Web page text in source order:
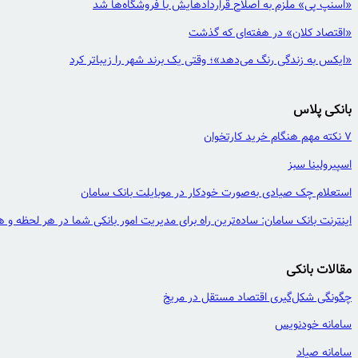
«اسنپ پی» ملزم به اصلاح قراردادهایش با فروشگاه‌ها شد
«اقتصاد کلان» در هفته‌ای که گذشت
«ایکس به زندگی رنگ می‌دهد»؛ وقتی یک برند شهر را زیباتر کرد
بانکی پلاس
7 نکته مهم هنگام خرید کارتخوان
اسپیرولینا سبز
استعلام چک صیادی به‌صورت خودکار در موبایلت بانک سامان
اینترنت بانک سامان: ساده‌ترین راه برای مدیریت امور بانکی شما در هر لحظه و
مقالات بانکی
چگونگی شکل‌گیری اقتصاد مستقل در مریخ
سامانه خودنویس
سامانه صیاد